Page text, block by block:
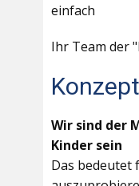
einfach
Ihr Team der
Konzept
Wir sind der
Kinder sein
Das bedeutet